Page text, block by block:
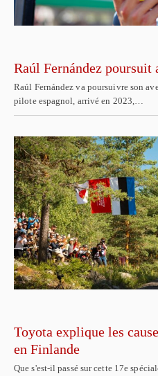
Raúl Fernández
Raúl Fernández va poursuivre son
pilote espagnol, arrivé en 2023,…
Toyota explique les
en Finlande
Que s'est-il passé sur cette 17e